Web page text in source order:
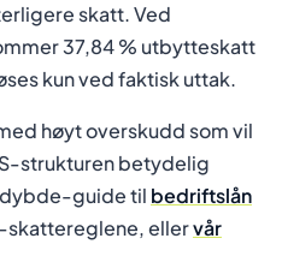
skatt. Ved
37,84 % utbytteskatt
kun ved faktisk uttak.
høyt overskudd som vil
strukturen betydelig
dybde-guide til bedriftslån
skattereglene, ellervår